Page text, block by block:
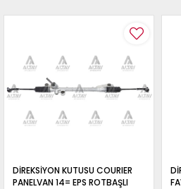
DİREKSİYON KUTUSU COURIER
PANELVAN 14= EPS ROTBAŞLI